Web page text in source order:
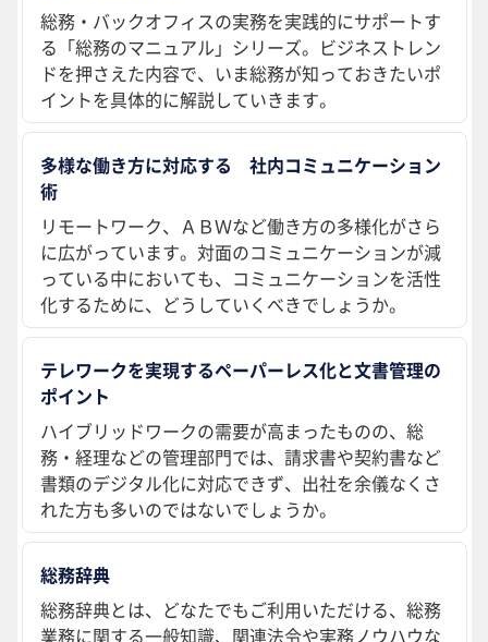
総務・バックオフィスの実務を実践的にサポートす
る「総務のマニュアル」シリーズ。ビジネストレン
ドを押さえた内容で、いま総務が知っておきたいポ
イントを具体的に解説していきます。
多様な働き方に対応する 社内コミュニケーション
術
リモートワーク、ＡＢＷなど働き方の多様化がさら
に広がっています。対面のコミュニケーションが減
っている中においても、コミュニケーションを活性
化するために、どうしていくべきでしょうか。
テレワークを実現するペーパーレス化と文書管理の
ポイント
ハイブリッドワークの需要が高まったものの、総
務・経理などの管理部門では、請求書や契約書など
書類のデジタル化に対応できず、出社を余儀なくさ
れた方も多いのではないでしょうか。
総務辞典
総務辞典とは、どなたでもご利用いただける、総務
業務に関する一般知識、関連法令や実務ノウハウな